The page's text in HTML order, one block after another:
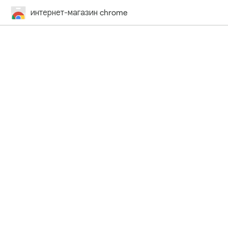
интернет-магазин chrome